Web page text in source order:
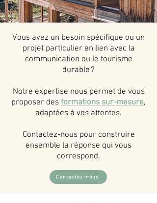
Vous avez un besoin spécifique ou un
projet particulier en lien avec la
communication ou le tourisme
durable ?
Notre expertise nous permet de vous
proposer des formations sur-mesure,
adaptées à vos attentes.
Contactez-nous pour construire
ensemble la réponse qui vous
correspond.
Contactez-nous